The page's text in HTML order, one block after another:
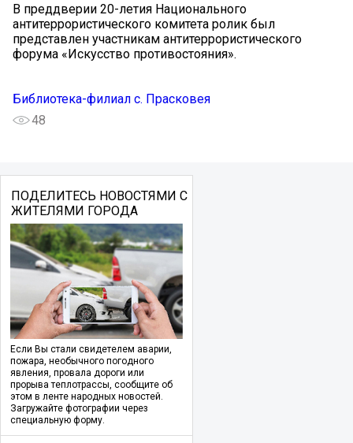
В преддверии 20-летия Национального
антитеррористического комитета ролик был
представлен участникам антитеррористического
форума «Искусство противостояния».
Библиотека-филиал с. Прасковея
48
ПОДЕЛИТЕСЬ НОВОСТЯМИ С
ЖИТЕЛЯМИ ГОРОДА
Если Вы стали свидетелем аварии,
пожара, необычного погодного
явления, провала дороги или
прорыва теплотрассы, сообщите об
этом в ленте народных новостей.
Загружайте фотографии через
специальную форму.